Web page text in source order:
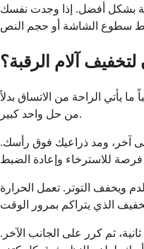
بشكل أفضل. إذا وجدت نفسك
آلام الرقبة؟
يأتي الراحة من الاتساق بدلاً
من حل واحد كبير.
بلطف من جانب إلى آخر، ومد ذراعيك فوق رأسك.
دافئة على رقبتك لمدة 15 إلى 20 دقيقة يمكن أن يزيد من تدفق الدم ويخفف التوتر. تعمل الحرارة
يساعد التمدد اللطيف على إطلاق العضلات المشدودة واستعادة المرونة. قم بإمالة رأسك ببطء إلى جانب واحد، مقرباً أذنك من كتفك حتى تشعر بتمدد لطيف. استمر لمدة 15 إلى 30 ثانية، ثم كرر على الجانب الآخر.